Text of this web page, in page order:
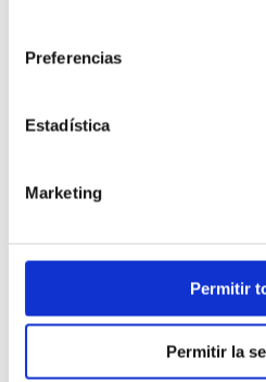
Preferencias
Estadística
Marketing
Permitir
Permitir la
Para maximizar el valor
la automatización
cliente front-end,
clientes
Al evaluar las oportunidades
aspectos clave: clientes,